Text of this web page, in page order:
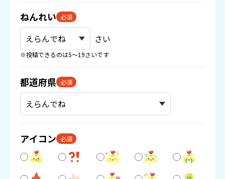
ねんれい 必須
さい
※投稿できるのは5〜19さいです
都道府県 必須
アイコン 必須